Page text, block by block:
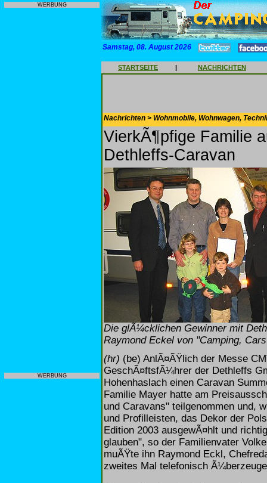
WERBUNG
WERBUNG
Samstag, 08. August 2026
STARTSEITE | NACHRICHTEN
Nachrichten > Wohnmobile, Wohnwagen,
VierkÃ¶pfige Familie
Dethleffs-Caravan
Die glÃ¼cklichen Gewinner mit
Raymond Eckel von "Camping,
(hr) (be) AnlÃ¤ÃŸlich der Messe
GeschÃ¤ftsfÃ¼hrer der Dethleffs
Hohenhaslach einen Caravan
Familie Mayer hatte am
und Caravans" teilgenommen und,
und Profilleisten, das Dekor der
Edition 2003 ausgewÃ¤hlt und
glauben", so der Familienvater
muÃŸte ihn Raymond Eckl,
zweites Mal telefonisch